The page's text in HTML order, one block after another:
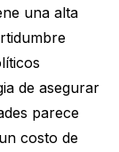
una alta
de asegurar
parece
costo de